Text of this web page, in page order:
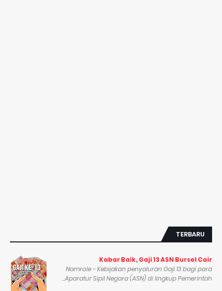
TERBARU
Kabar Baik, Gaji 13 ASN Bursel Cair
Namrole - Kebijakan penyaluran Gaji 13 bagi para
Aparatur Sipil Negara (ASN) di lingkup Pemerintah...